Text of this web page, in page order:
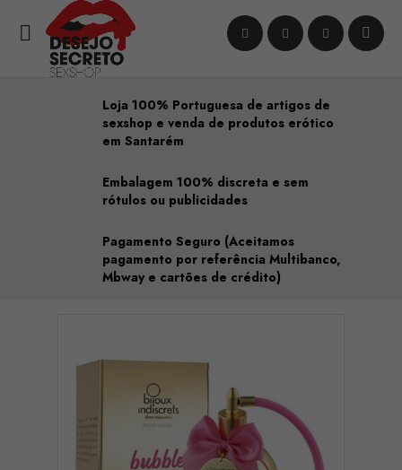

Loja 100% Portuguesa de artigos de
sexshop e venda de produtos erótico
em Santarém
Embalagem 100% discreta e sem
rótulos ou publicidades
Pagamento Seguro (Aceitamos
pagamento por referência Multibanco,
Mbway e cartões de crédito)